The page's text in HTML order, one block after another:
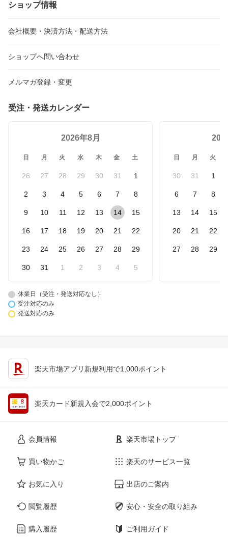
ショップ情報
会社概要・決済方法・配送方法
ショップへ問い合わせ
メルマガ登録・変更
受注・発送カレンダー
2026年8月
日 月 火 水 木 金 土
26 27 28 29 30 31 1
2 3 4 5 6 7 8
9 10 11 12 13 14 15
16 17 18 19 20 21 22
23 24 25 26 27 28 29
30 31 1 2 3 4 5
日 月 火
30 31 1
6 7 8
13 14 15
20 21 22
27 28 29
休業日（受注・発送対応なし）
受注対応のみ
発送対応のみ
楽天市場アプリ新規利用で1,000ポイント
楽天カード新規入会で2,000ポイント
会員情報
買い物かご
お気に入り
閲覧履歴
購入履歴
楽天市場トップ
楽天のサービス一覧
出店のご案内
安心・安全の取り組み
ご利用ガイド